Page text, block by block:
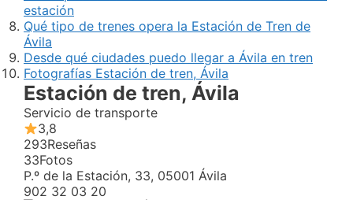
estación
Qué tipo de trenes opera la Estación de Tren de
Ávila
Desde qué ciudades puedo llegar a Ávila en tren
Fotografías Estación de tren, Ávila
Estación de tren, Ávila
Servicio de transporte
3,8
293Reseñas
33Fotos
P.º de la Estación, 33, 05001 Ávila
902 32 03 20